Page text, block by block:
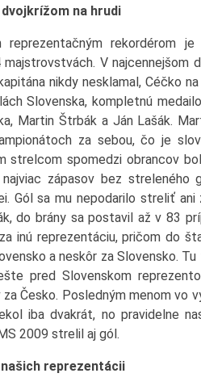
na hrudi
reprezentačným rekordérom
V najcennejšom
nikdy nesklamal, Céčko
Slovenska, kompletnú
Martin Štrbák a Ján Lašák.
za sebou, čo je
strelcom spomedzi obrancov
zápasov bez streleného
Gól sa mu nepodarilo streliť ani
do brány sa postavil až v 83
inú reprezentáciu, pričom do
a neskôr za Slovensko.
pred Slovenskom
Česko. Posledným menom vo
iba dvakrát, no pravidelne
2009 strelil aj gól.
reprezentácii